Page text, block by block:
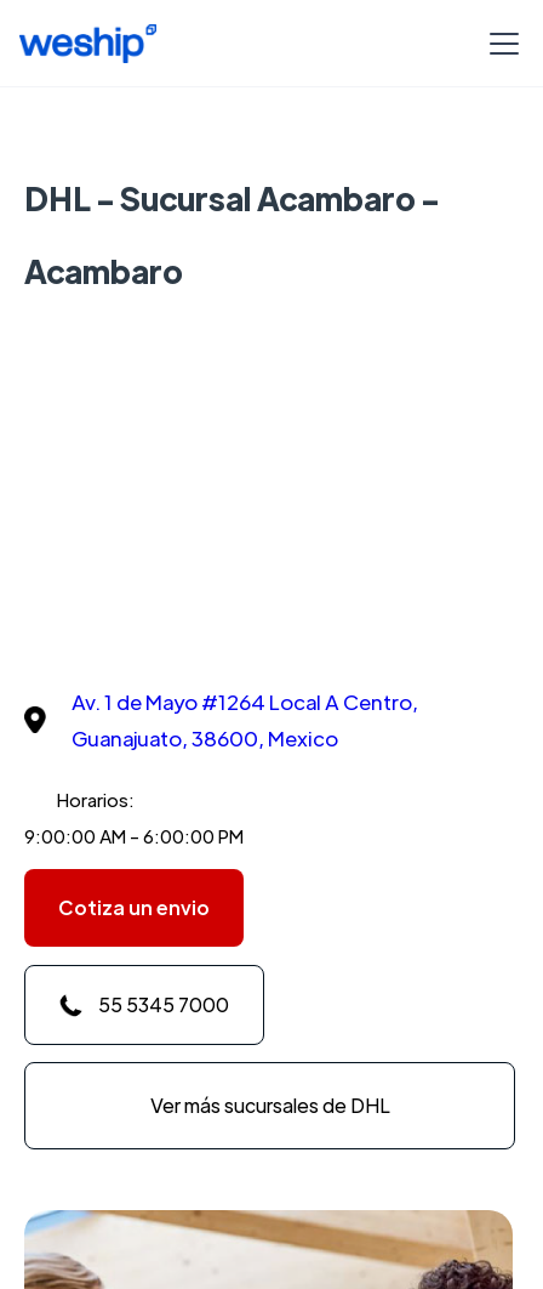
DHL - Sucursal Acambaro -
Acambaro
Av. 1 de Mayo #1264 Local A Centro,
Guanajuato, 38600, Mexico
Horarios:
9:00:00 AM - 6:00:00 PM
Cotiza un envio
55 5345 7000
Ver más sucursales de DHL